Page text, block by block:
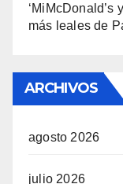
‘MiMcDonald’s
más leales de
ARCHIVOS
agosto 2026
julio 2026